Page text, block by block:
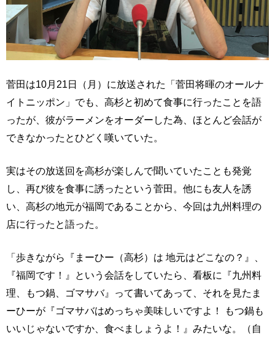
菅田は10月21日（月）に放送された「菅田将暉のオールナ
イトニッポン」でも、高杉と初めて食事に行ったことを語
ったが、彼がラーメンをオーダーした為、ほとんど会話が
できなかったとひどく嘆いていた。
実はその放送回を高杉が楽しんで聞いていたことも発覚
し、再び彼を食事に誘ったという菅田。他にも友人を誘
い、高杉の地元が福岡であることから、今回は九州料理の
店に行ったと語った。
「歩きながら『まーひー（高杉）は 地元はどこなの？』、
『福岡です！』という会話をしていたら、看板に『九州料
理、もつ鍋、ゴマサバ』って書いてあって、それを見たま
ーひーが『ゴマサバはめっちゃ美味しいですよ！ もつ鍋も
いいじゃないですか、食べましょうよ！』みたいな。（自